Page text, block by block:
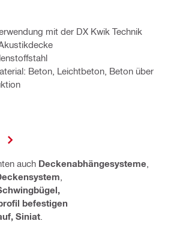
mit der DX Kwik Technik
Beton, Leichtbeton, Beton über
auch Deckenabhängesysteme
befestigen
Siniat